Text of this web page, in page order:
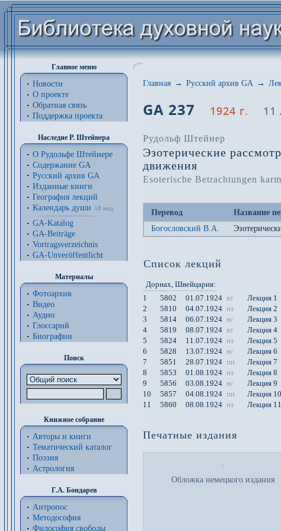
Главное меню
Новости
О проекте
Обратная связь
Поддержка проекта
Наследие Р. Штейнера
О Рудольфе Штейнере
Содержание GA
Русский архив GA
Изданные книги
География лекций
Календарь души
18 нед.
GA-Katalog
GA-Beiträge
Vortragsverzeichnis
GA-Unveröffentlicht
Материалы
Фотоархив
Видео
Аудио
Глоссарий
Биографии
Поиск
Книжное собрание
Авторы и книги
Тематический каталог
Поэзия
Астрология
Г.А. Бондарев
Антропос
Методософия
Философия cвободы
Главная → Русский архив GA →
GA 237 1924 г. 11
Рудольф Штейнер
Эзотерические
движения
Esoterische Betrachtungen
Перевод Название
Богословский В.А.
Список лекций
Дорнах , Швейцария:
1
5802 01.07.1924 вт
Лекция 1
2
5810 04.07.1924 пт
Лекция 2
3
5814 06.07.1924 вс
Лекция 3
4
5819 08.07.1924 вт
Лекция 4
5
5824 11.07.1924 пт
Лекция 5
6
5828 13.07.1924 вс
Лекция 6
7
5851 28.07.1924 пн
Лекция 7
8
5853 01.08.1924 пт
Лекция 8
9
5856 03.08.1924 вс
Лекция 9
10
5857 04.08.1924 пн
Лекция 10
11
5860 08.08.1924 пт Лекция 11
Печатные издания
Обложка немецкого издания